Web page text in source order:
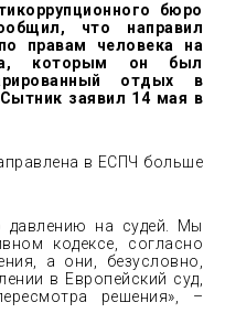
бюро
что направил
правам человека на
которым он был
отдых в
заявил 14 мая в
в ЕСПЧ больше
давлению на судей. Мы
кодексе, согласно
а они, безусловно,
в Европейский суд,
решения», –